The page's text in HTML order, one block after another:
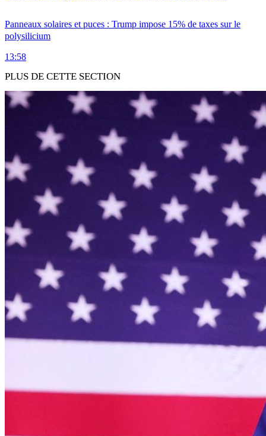
Panneaux solaires et puces : Trump impose 15% de taxes sur le
polysilicium
13:58
PLUS DE CETTE SECTION